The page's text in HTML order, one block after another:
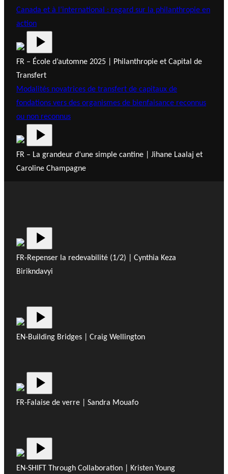
Canada et à l’international : regard sur la philanthropie en
action
FR – École d’automne 2025 | Philanthropie et Capital de
Transfert
Modalités novatrices de transfert de capitaux de
fondations vers des organismes de bienfaisance reconnus
ou non reconnus
FR – La grandeur d’une simple cantine | Jihane Laalaj et
Caroline Champagne
FR-Repenser la redevabilité (1/2) | Cynthia Keza
Birikndavyi
EN-Building Bridges | Craig Wellington
FR-Falaise de verre | Sandra Mouafo
EN-SHIFT Through Collaboration | Kristen Young